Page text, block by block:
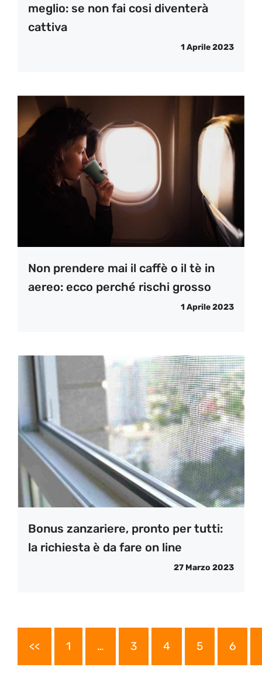
meglio: se non fai cosi diventerà
cattiva
1 Aprile 2023
Non prendere mai il caffè o il tè in
aereo: ecco perché rischi grosso
1 Aprile 2023
Bonus zanzariere, pronto per tutti:
la richiesta è da fare on line
27 Marzo 2023
<< 1 … 3 4 5 6